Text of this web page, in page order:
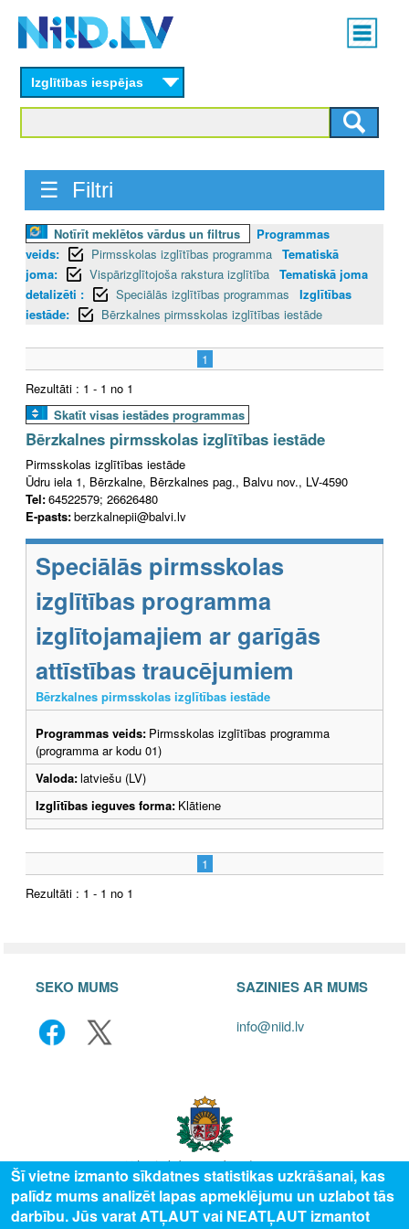
content
Main
menu
Izglītības iespējas
☰ Filtri
Notīrīt meklētos vārdus un filtrus
Programmas
veids:
Pirmsskolas izglītības programma Tematiskā
joma:
Vispārizglītojoša rakstura izglītība Tematiskā joma
detalizēti :
Speciālās izglītības programmas
Izglītības
iestāde:
Bērzkalnes pirmsskolas izglītības iestāde
1
Rezultāti : 1 - 1 no 1
Skatīt visas iestādes programmas
Bērzkalnes pirmsskolas izglītības iestāde
Pirmsskolas izglītības iestāde
Ūdru iela 1, Bērzkalne, Bērzkalnes pag., Balvu nov., LV-4590
Tel:64522579; 26626480
E-pasts:berzkalnepii@balvi.lv
Speciālās pirmsskolas
izglītības programma
izglītojamajiem ar garīgās
attīstības traucējumiem
Bērzkalnes pirmsskolas izglītības iestāde
Programmas veids: Pirmsskolas izglītības programma
(programma ar kodu 01)
Valoda:latviešu (LV)
Izglītības ieguves forma: Klātiene
1
Rezultāti : 1 - 1 no 1
SEKO MUMS SAZINIES AR MUMS
info@niid.lv
© 2025 Valsts izglītības attīstības aģentūra, publicētā satura visas tiesības
Šī vietne izmanto sīkdatnes statistikas uzkrāšanai, kas
palīdz mums analizēt lapas apmeklējumu un uzlabot tās
darbību. Jūs varat ATĻAUT vai NEATĻAUT izmantot